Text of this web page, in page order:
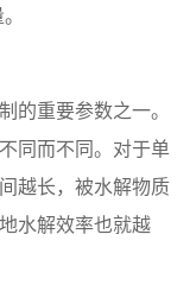
重要参数之一。
同而不同。对于单
越长，被水解物质
水解效率也就越